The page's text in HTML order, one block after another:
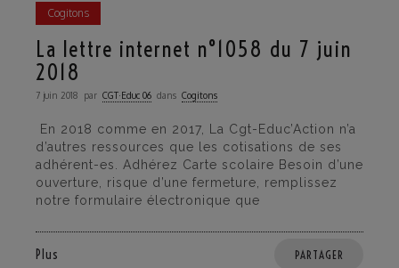
Cogitons
La lettre internet n°1058 du 7 juin
2018
7 juin 2018 par CGT·Educ 06 dans Cogitons
En 2018 comme en 2017, La Cgt-Educ’Action n’a
d’autres ressources que les cotisations de ses
adhérent-es. Adhérez Carte scolaire Besoin d’une
ouverture, risque d’une fermeture, remplissez
notre formulaire électronique que
Plus PARTAGER